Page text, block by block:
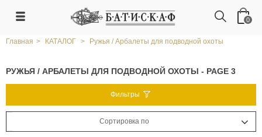
0
Главная > КАТАЛОГ > Ружья / Арбалеты для подводной охоты
РУЖЬЯ / АРБАЛЕТЫ ДЛЯ ПОДВОДНОЙ ОХОТЫ - PAGE 3
Фильтры
Сортировка по